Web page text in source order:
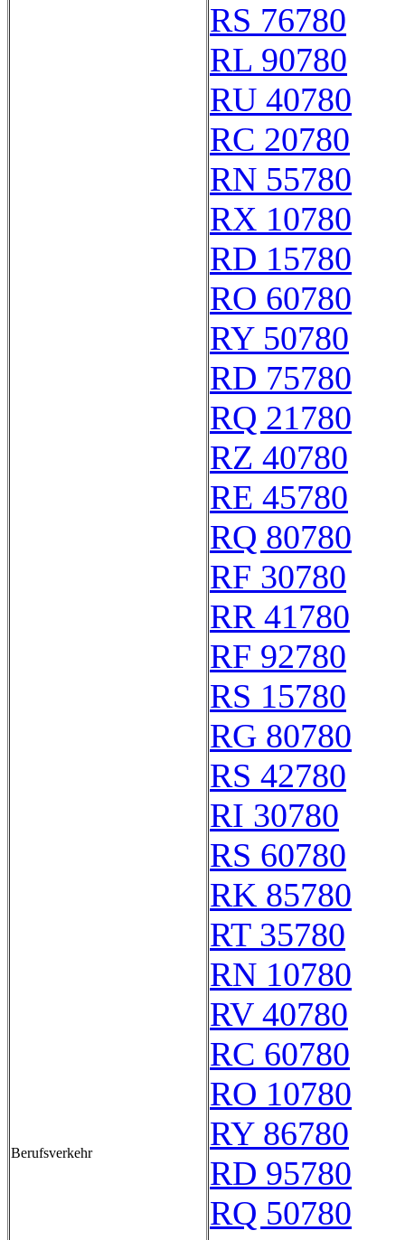
Berufsverkehr
RS 76780
RL 90780
RU 40780
RC 20780
RN 55780
RX 10780
RD 15780
RO 60780
RY 50780
RD 75780
RQ 21780
RZ 40780
RE 45780
RQ 80780
RF 30780
RR 41780
RF 92780
RS 15780
RG 80780
RS 42780
RI 30780
RS 60780
RK 85780
RT 35780
RN 10780
RV 40780
RC 60780
RO 10780
RY 86780
RD 95780
RQ 50780